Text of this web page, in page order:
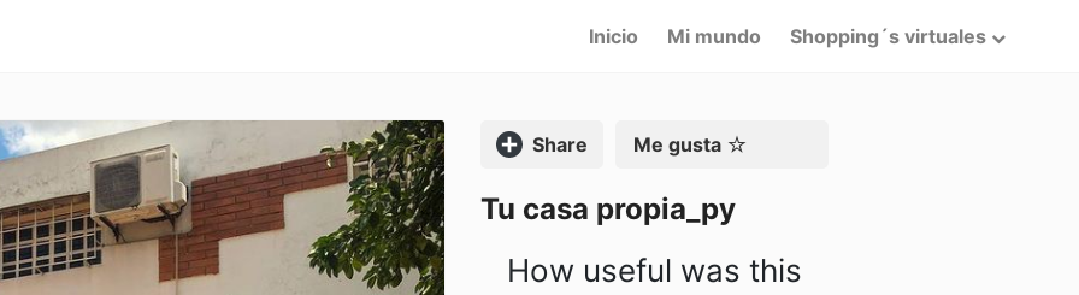
Inicio Mi mundo Shopping´s virtuales
Compartir Me gusta
Tu casa propia_py
How useful was this